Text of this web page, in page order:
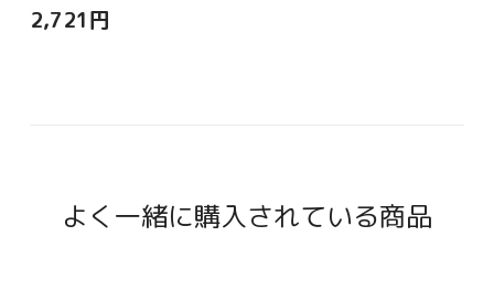
2,721円
よく一緒に購入されている商品